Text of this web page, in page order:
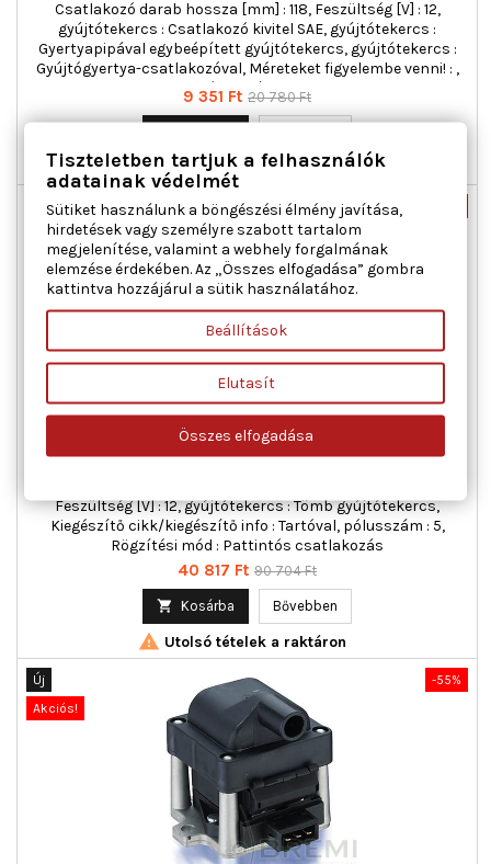
Csatlakozó darab hossza [mm] : 118, Feszültség [V] : 12,
gyújtótekercs : Csatlakozó kivitel SAE, gyújtótekercs :
Gyertyapipával egybeépített gyújtótekercs, gyújtótekercs :
Gyújtógyertya-csatlakozóval, Méreteket figyelembe venni! : ,
pólusszám : 3
Ár
9 351 Ft Normál
ár
20 780 Ft
Raktáron
Akciós!
BREMI 11866T GYÚJTÓTEKERCS AUDI SKODA VW
Feszültség [V] : 12, gyújtótekercs : Tömb gyújtótekercs,
Kiegészítő cikk/kiegészítő info : Tartóval, pólusszám : 5,
Rögzítési mód : Pattintós csatlakozás
Ár
40 817 Ft Normál
90 704 Ft
 Kosárba Bővebben
 Utolsó tételek a raktáron
-55%
Új
Akciós!
Tiszteletben tartjuk a felhasználók
adatainak védelmét
Sütiket használunk a böngészési élmény javítása,
hirdetések vagy személyre szabott tartalom
megjelenítése, valamint a webhely forgalmának
elemzése érdekében. Az „Összes elfogadása” gombra
kattintva hozzájárul a sütik használatához.
Beállítások
Elutasít
Összes elfogadása